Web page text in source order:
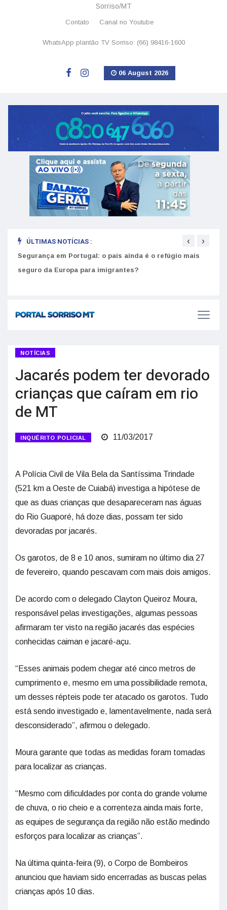
Sorriso/MT
Contato Canal no Youtube
WhatsApp plantão TV Sorriso: (66) 98416-1600
06 August 2026
ÚLTIMAS NOTÍCIAS :
Segurança em Portugal: o país ainda é o refúgio mais
seguro da Europa para imigrantes?
‹ ›
NOTÍCIAS
Jacarés podem ter devorado
crianças que caíram em rio
de MT
INQUÉRITO POLICIAL 11/03/2017
A Polícia Civil de Vila Bela da Santíssima Trindade
(521 km a Oeste de Cuiabá) investiga a hipótese de
que as duas crianças que desapareceram nas águas
do Rio Guaporé, há doze dias, possam ter sido
devoradas por jacarés.
Os garotos, de 8 e 10 anos, sumiram no último dia 27
de fevereiro, quando pescavam com mais dois amigos.
De acordo com o delegado Clayton Queiroz Moura,
responsável pelas investigações, algumas pessoas
afirmaram ter visto na região jacarés das espécies
conhecidas caiman e jacaré-açu.
“Esses animais podem chegar até cinco metros de
cumprimento e, mesmo em uma possibilidade remota,
um desses répteis pode ter atacado os garotos. Tudo
está sendo investigado e, lamentavelmente, nada será
desconsiderado”, afirmou o delegado.
Moura garante que todas as medidas foram tomadas
para localizar as crianças.
“Mesmo com dificuldades por conta do grande volume
de chuva, o rio cheio e a correnteza ainda mais forte,
as equipes de segurança da região não estão medindo
esforços para localizar as crianças”.
Na última quinta-feira (9), o Corpo de Bombeiros
anunciou que haviam sido encerradas as buscas pelas
crianças após 10 dias.